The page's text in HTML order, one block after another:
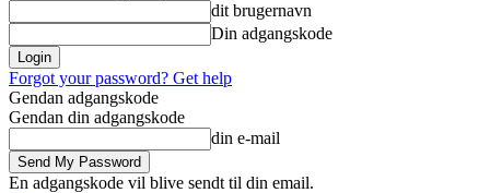
dit brugernavn
Din adgangskode
Forgot your password? Get help
Gendan adgangskode
Gendan din adgangskode
din e-mail
En adgangskode vil blive sendt til din email.